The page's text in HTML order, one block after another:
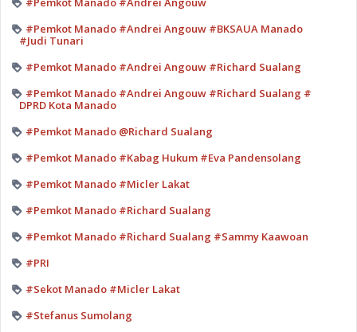
#Pemkot Manado #Andrei Angouw #BKSAUA Manado
#Judi Tunari
#Pemkot Manado #Andrei Angouw #Richard Sualang
#Pemkot Manado #Andrei Angouw #Richard Sualang #
DPRD Kota Manado
#Pemkot Manado @Richard Sualang
#Pemkot Manado #Kabag Hukum #Eva Pandensolang
#Pemkot Manado #Micler Lakat
#Pemkot Manado #Richard Sualang
#Pemkot Manado #Richard Sualang #Sammy Kaawoan
#PRI
#Sekot Manado #Micler Lakat
#Stefanus Sumolang